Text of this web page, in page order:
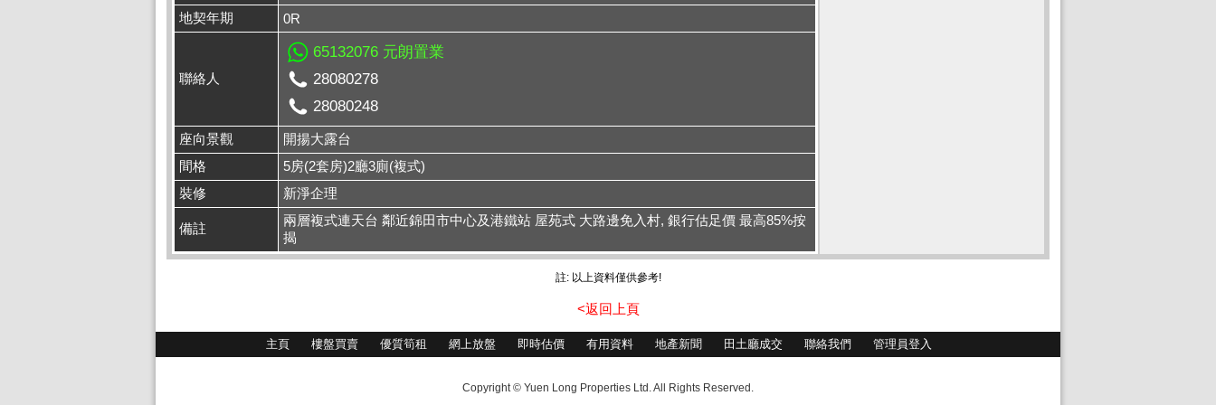
地契年期
0R
聯絡人
65132076 元朗置業
28080278
28080248
座向景觀
開揚大露台
間格
5房(2套房)2廳3廁(複式)
裝修
新淨企理
備註
兩層複式連天台 鄰近錦田市中心及港鐵站 屋苑式 大路邊免入村, 銀行估足價 最高85%按
揭
註: 以上資料僅供參考!
<返回上頁
主頁 樓盤買賣 優質筍租 網上放盤 即時估價 有用資料 地產新聞 田土廳成交 聯絡我們 管理員登入
Copyright © Yuen Long Properties Ltd. All Rights Reserved.